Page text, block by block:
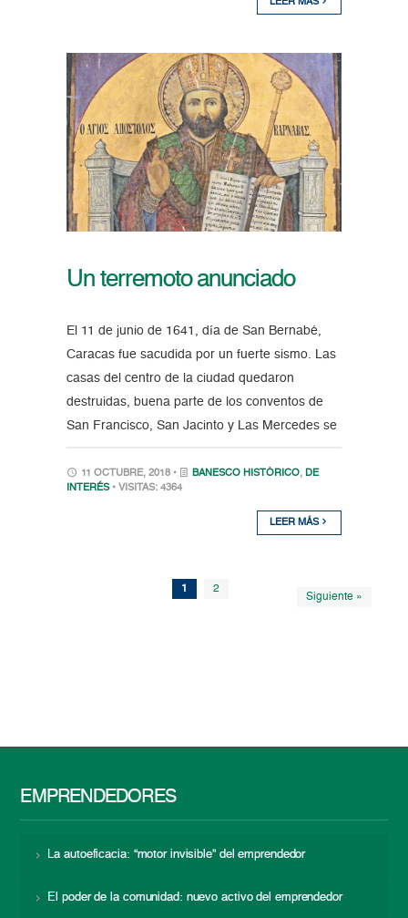
Un terremoto anunciado
El 11 de junio de 1641, día de San Bernabé,
Caracas fue sacudida por un fuerte sismo. Las
casas del centro de la ciudad quedaron
destruidas, buena parte de los conventos de
San Francisco, San Jacinto y Las Mercedes se
11 OCTUBRE, 2018 • BANESCO HISTÓRICO, DE
INTERÉS • VISITAS: 4364
LEER MÁS
1 2
Siguiente »
EMPRENDEDORES
La autoeficacia: “motor invisible” del emprendedor
El poder de la comunidad: nuevo activo del emprendedor